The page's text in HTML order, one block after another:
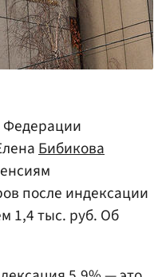
Федерации
Бибикова
после индексации
1,4 тыс. руб. Об